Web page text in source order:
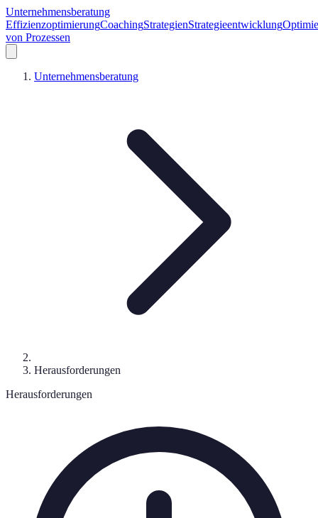
Unternehmensberatung
EffizienzoptimierungCoachingStrategienStrategieentwicklung
von Prozessen
Unternehmensberatung
Herausforderungen
Herausforderungen